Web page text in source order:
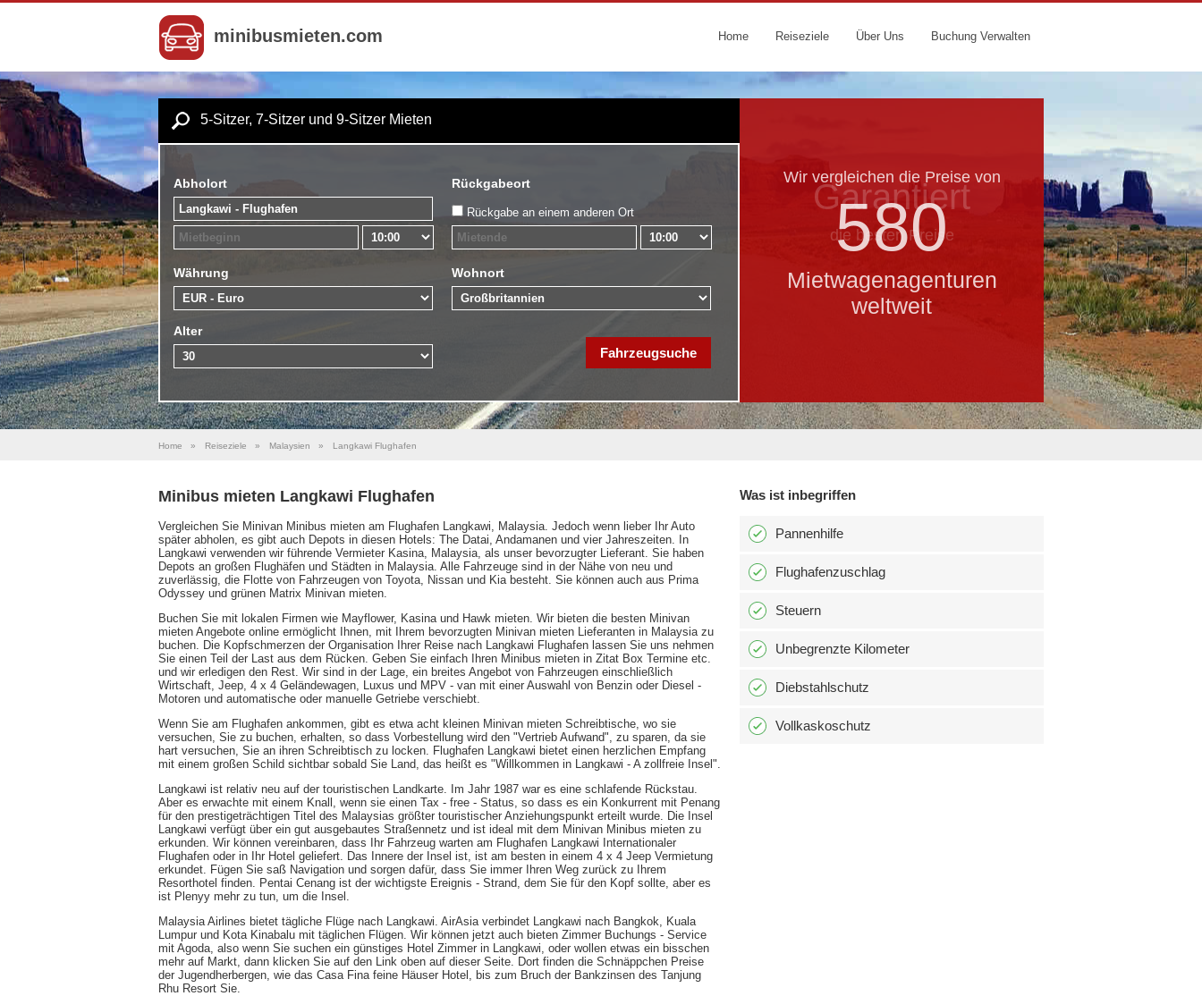
minibusmieten.com Home Reiseziele Über Uns Buchung Verwalten
5-Sitzer, 7-Sitzer und 9-Sitzer Mieten
Abholort Rückgabeort
Rückgabe an einem anderen Ort
Währung Wohnort
Alter
Wir vergleichen die Preise von
580
Mietwagenagenturen
weltweit
Garantiert
die besten Preise
Home » Reiseziele » Malaysien » Langkawi Flughafen
Minibus mieten Langkawi Flughafen
Vergleichen Sie Minivan Minibus mieten am Flughafen Langkawi, Malaysia. Jedoch wenn lieber Ihr Auto
später abholen, es gibt auch Depots in diesen Hotels: The Datai, Andamanen und vier Jahreszeiten. In
Langkawi verwenden wir führende Vermieter Kasina, Malaysia, als unser bevorzugter Lieferant. Sie haben
Depots an großen Flughäfen und Städten in Malaysia. Alle Fahrzeuge sind in der Nähe von neu und
zuverlässig, die Flotte von Fahrzeugen von Toyota, Nissan und Kia besteht. Sie können auch aus Prima
Odyssey und grünen Matrix Minivan mieten.
Buchen Sie mit lokalen Firmen wie Mayflower, Kasina und Hawk mieten. Wir bieten die besten Minivan
mieten Angebote online ermöglicht Ihnen, mit Ihrem bevorzugten Minivan mieten Lieferanten in Malaysia zu
buchen. Die Kopfschmerzen der Organisation Ihrer Reise nach Langkawi Flughafen lassen Sie uns nehmen
Sie einen Teil der Last aus dem Rücken. Geben Sie einfach Ihren Minibus mieten in Zitat Box Termine etc.
und wir erledigen den Rest. Wir sind in der Lage, ein breites Angebot von Fahrzeugen einschließlich
Wirtschaft, Jeep, 4 x 4 Geländewagen, Luxus und MPV - van mit einer Auswahl von Benzin oder Diesel -
Motoren und automatische oder manuelle Getriebe verschiebt.
Wenn Sie am Flughafen ankommen, gibt es etwa acht kleinen Minivan mieten Schreibtische, wo sie
versuchen, Sie zu buchen, erhalten, so dass Vorbestellung wird den "Vertrieb Aufwand", zu sparen, da sie
hart versuchen, Sie an ihren Schreibtisch zu locken. Flughafen Langkawi bietet einen herzlichen Empfang
mit einem großen Schild sichtbar sobald Sie Land, das heißt es "Willkommen in Langkawi - A zollfreie Insel".
Langkawi ist relativ neu auf der touristischen Landkarte. Im Jahr 1987 war es eine schlafende Rückstau.
Aber es erwachte mit einem Knall, wenn sie einen Tax - free - Status, so dass es ein Konkurrent mit Penang
für den prestigeträchtigen Titel des Malaysias größter touristischer Anziehungspunkt erteilt wurde. Die Insel
Langkawi verfügt über ein gut ausgebautes Straßennetz und ist ideal mit dem Minivan Minibus mieten zu
erkunden. Wir können vereinbaren, dass Ihr Fahrzeug warten am Flughafen Langkawi Internationaler
Flughafen oder in Ihr Hotel geliefert. Das Innere der Insel ist, ist am besten in einem 4 x 4 Jeep Vermietung
erkundet. Fügen Sie saß Navigation und sorgen dafür, dass Sie immer Ihren Weg zurück zu Ihrem
Resorthotel finden. Pentai Cenang ist der wichtigste Ereignis - Strand, dem Sie für den Kopf sollte, aber es
ist Plenyy mehr zu tun, um die Insel.
Malaysia Airlines bietet tägliche Flüge nach Langkawi. AirAsia verbindet Langkawi nach Bangkok, Kuala
Lumpur und Kota Kinabalu mit täglichen Flügen. Wir können jetzt auch bieten Zimmer Buchungs - Service
mit Agoda, also wenn Sie suchen ein günstiges Hotel Zimmer in Langkawi, oder wollen etwas ein bisschen
mehr auf Markt, dann klicken Sie auf den Link oben auf dieser Seite. Dort finden die Schnäppchen Preise
der Jugendherbergen, wie das Casa Fina feine Häuser Hotel, bis zum Bruch der Bankzinsen des Tanjung
Rhu Resort Sie.
Was ist inbegriffen
Pannenhilfe
Flughafenzuschlag
Steuern
Unbegrenzte Kilometer
Diebstahlschutz
Vollkaskoschutz